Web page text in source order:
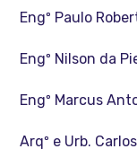
Engº Paulo
Engº Nilson da
Engº Marcus
Arqº e Urb.